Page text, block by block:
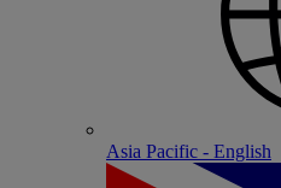
Asia Pacific - English